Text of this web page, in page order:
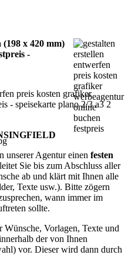
(198 x 420 mm)
-
unserer Agentur einen festen
Sie bis zum Abschluss aller
ab und klärt mit Ihnen alle
Texte usw.). Bitte zögern
wann immer im
sollte.
Vorlagen, Texte und
der von Ihnen
vor. Dieser wird dann durch